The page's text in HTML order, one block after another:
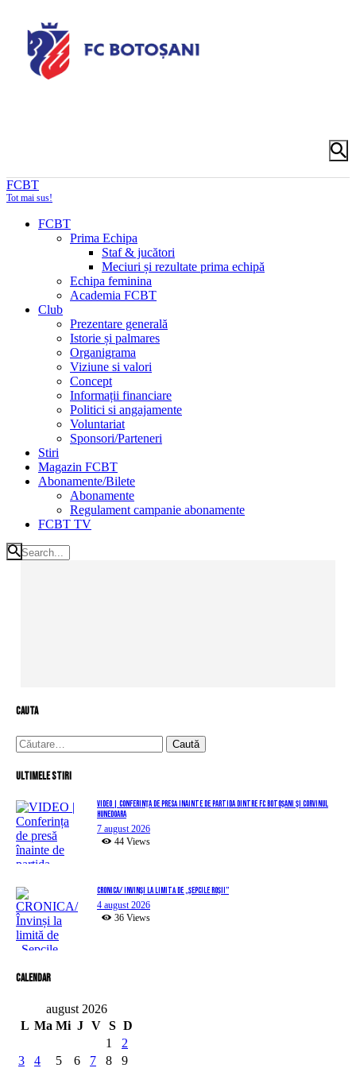
FCBT
Tot mai sus!
FCBT
Prima Echipa
Staf & jucători
Meciuri și rezultate prima echipă
Echipa feminina
Academia FCBT
Club
Prezentare generală
Istorie și palmares
Organigrama
Viziune si valori
Concept
Informații financiare
Politici si angajamente
Voluntariat
Sponsori/Parteneri
Stiri
Magazin FCBT
Abonamente/Bilete
Abonamente
Regulament campanie abonamente
FCBT TV
cauta
Caută
după:
Ultimele stiri
VIDEO | Conferința de presă înainte de partida dintre FC Botoșani și Corvinul
Hunedoara
7 august 2026
44 Views
CRONICA/ Învinși la limită de „Șepcile Roșii”
4 august 2026
36 Views
Calendar
august 2026
L Ma Mi J V S D
1
2
3
4 5 6 7 8 9